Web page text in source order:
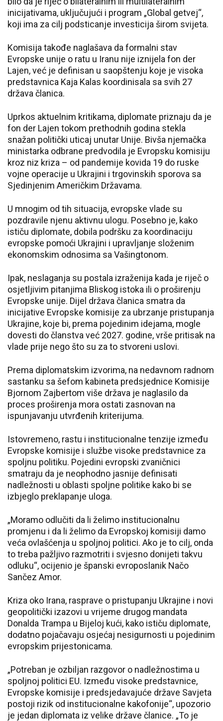
inicijativama, uključujući i program „Global getvej“,
koji ima za cilj podsticanje investicija širom svijeta.
Komisija takođe naglašava da formalni stav
Evropske unije o ratu u Iranu nije iznijela fon der
Lajen, već je definisan u saopštenju koje je visoka
predstavnica Kaja Kalas koordinisala sa svih 27
država članica.
Uprkos aktuelnim kritikama, diplomate priznaju da je
fon der Lajen tokom prethodnih godina stekla
snažan politički uticaj unutar Unije. Bivša njemačka
ministarka odbrane predvodila je Evropsku komisiju
kroz niz kriza – od pandemije kovida 19 do ruske
vojne operacije u Ukrajini i trgovinskih sporova sa
Sjedinjenim Američkim Državama.
U mnogim od tih situacija, evropske vlade su
pozdravile njenu aktivnu ulogu. Posebno je, kako
ističu diplomate, dobila podršku za koordinaciju
evropske pomoći Ukrajini i upravljanje složenim
ekonomskim odnosima sa Vašingtonom.
Ipak, neslaganja su postala izraženija kada je riječ o
osjetljivim pitanjima Bliskog istoka ili o proširenju
Evropske unije. Dijel država članica smatra da
inicijative Evropske komisije za ubrzanje pristupanja
Ukrajine, koje bi, prema pojedinim idejama, mogle
dovesti do članstva već 2027. godine, vrše pritisak na
vlade prije nego što su za to stvoreni uslovi.
Prema diplomatskim izvorima, na nedavnom radnom
sastanku sa šefom kabineta predsjednice Komisije
Bjornom Zajbertom više država je naglasilo da
proces proširenja mora ostati zasnovan na
ispunjavanju utvrđenih kriterijuma.
Istovremeno, rastu i institucionalne tenzije između
Evropske komisije i službe visoke predstavnice za
spoljnu politiku. Pojedini evropski zvaničnici
smatraju da je neophodno jasnije definisati
nadležnosti u oblasti spoljne politike kako bi se
izbjeglo preklapanje uloga.
„Moramo odlučiti da li želimo institucionalnu
promjenu i da li želimo da Evropskoj komisiji damo
veća ovlašćenja u spoljnoj politici. Ako je to cilj, onda
to treba pažljivo razmotriti i svjesno donijeti takvu
odluku“, ocijenio je španski evroposlanik Načo
Sančez Amor.
Kriza oko Irana, rasprave o pristupanju Ukrajine i novi
geopolitički izazovi u vrijeme drugog mandata
Donalda Trampa u Bijeloj kući, kako ističu diplomate,
dodatno pojačavaju osjećaj nesigurnosti u pojedinim
evropskim prijestonicama.
„Potreban je ozbiljan razgovor o nadležnostima u
spoljnoj politici EU. Između visoke predstavnice,
Evropske komisije i predsjedavajuće države Savjeta
postoji rizik od institucionalne kakofonije“, upozorio
je jedan diplomata iz velike države članice. „To je